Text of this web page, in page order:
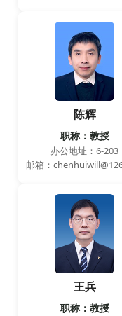
陈辉
职称：教授
办公地址：6-203
邮箱：
王兵
职称：教授